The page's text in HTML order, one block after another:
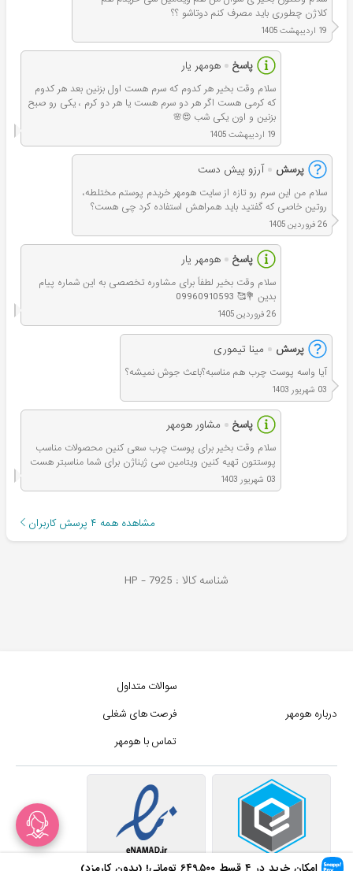
امکان خرید در ۴ قسط ۶۴۹,۵۰۰ تومانی! (بدون کارمزد)
کلاژن چطوری باید مصرف کنم دوتاشو ؟؟
19 اردیبهشت 1405
پاسخ هومهر یار
سلام وقت بخیر هر کدوم که سرم هست اول بزنین بعد هر کدوم
که کرمی هست اگر هر دو سرم هست یا هر دو کرم ، یکی رو صبح
بزنین و اون یکی شب 😍🌸
19 اردیبهشت 1405
پرسش آرزو پیش دست
سلام من این سرم رو تازه از سایت هومهر خریدم پوستم مختلطه،
روتین خاصی که گفتید باید همراهش استفاده کرد چی هست؟
26 فروردین 1405
پاسخ هومهر یار
سلام وقت بخیر لطفاً برای مشاوره تخصصی به این شماره پیام
بدین 💐🥰 09960910593
26 فروردین 1405
پرسش مینا تیموری
آیا واسه پوست چرب هم مناسبه؟باعث جوش نمیشه؟
03 شهریور 1403
پاسخ مشاور هومهر
سلام وقت بخير برای پوست چرب سعی کنین محصولات مناسب
پوستتون تهیه کنین ویتامین سی ژیناژن برای شما مناسبتر هست
03 شهریور 1403
مشاهده همه ۴ پرسش کاربران
شناسه کالا : HP -7925
درباره هومهر
سوالات متداول
فرصت های شغلی
تماس با هومهر